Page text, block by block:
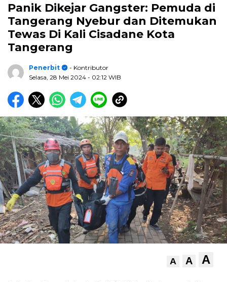
Panik Dikejar Gangster: Pemuda di
Tangerang Nyebur dan Ditemukan
Tewas Di Kali Cisadane Kota
Tangerang
Penerbit
- Kontributor
Selasa, 28 Mei 2024 - 02:12 WIB
A A A